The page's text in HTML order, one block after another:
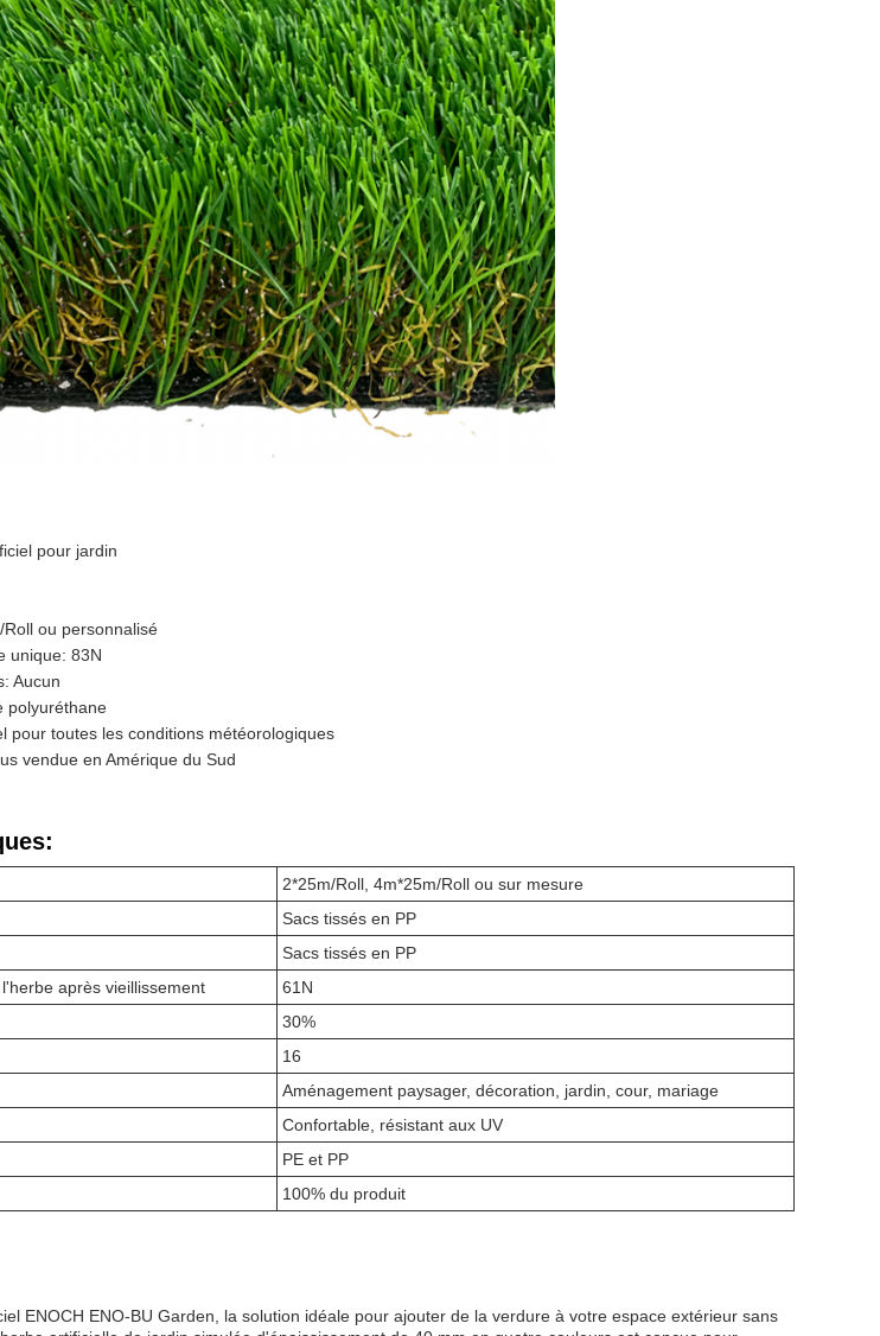
pour jardin
ou personnalisé
unique: 83N
Aucun
polyuréthane
pour toutes les conditions météorologiques
vendue en Amérique du Sud
2*25m/Roll, 4m*25m/Roll ou sur mesure
Sacs tissés en PP
Sacs tissés en PP
après vieillissement
61N
30%
16
Aménagement paysager, décoration, jardin, cour, mariage
Confortable, résistant aux UV
PE et PP
100% du produit
ENOCH ENO-BU Garden, la solution idéale pour ajouter de la verdure à votre espace extérieur sans